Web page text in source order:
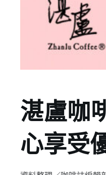
湛盧咖
心享受